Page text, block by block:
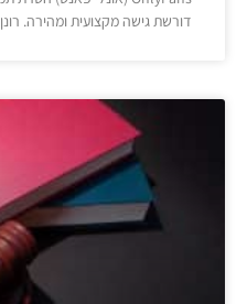
דורשת גישה מקצועית ומהירה.